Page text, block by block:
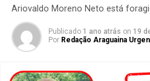
Ariovaldo Moreno Neto está
Publicado 1 ano atrás on 19
Por Redação Araguaina